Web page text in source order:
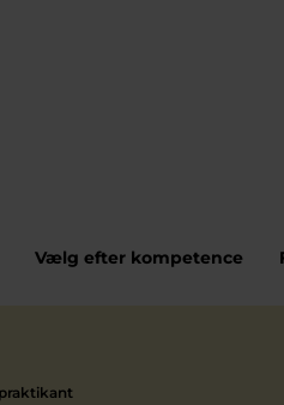
Vælg efter kompetence